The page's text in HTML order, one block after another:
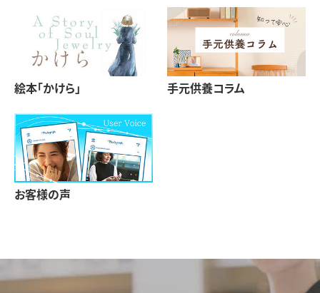
絵本「かけら」 手元供養コラム
お客様の声